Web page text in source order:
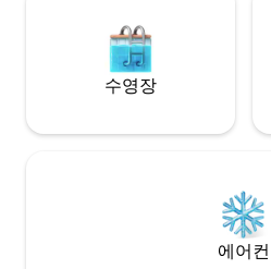
수영장
에어컨